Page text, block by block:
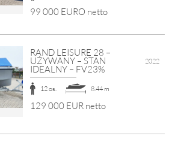
99 000 EURO netto
RAND LEISURE 28 –
UŻYWANY – STAN
IDEALNY – FV23%
2022
12 os. 8.44 m
129 000 EUR netto